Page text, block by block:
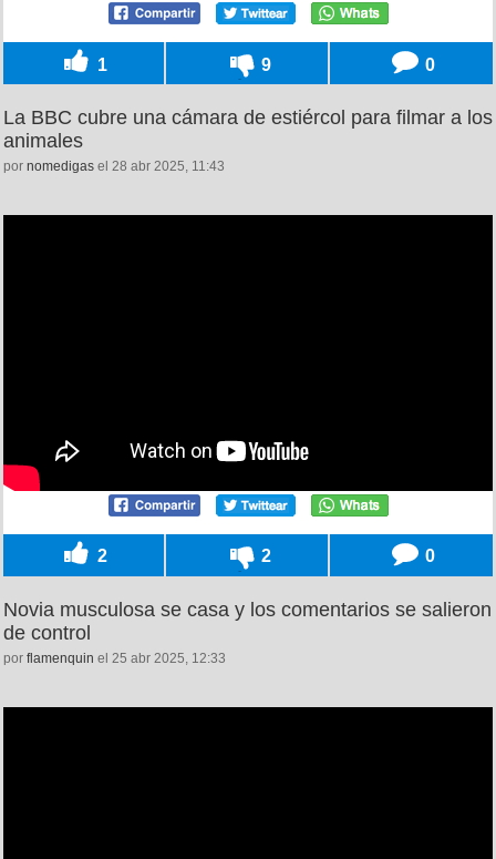
1 9 0
La BBC cubre una cámara de estiércol para filmar a los
animales
por nomedigas el 28 abr 2025, 11:43
2 2 0
Novia musculosa se casa y los comentarios se salieron
de control
por flamenquin el 25 abr 2025, 12:33